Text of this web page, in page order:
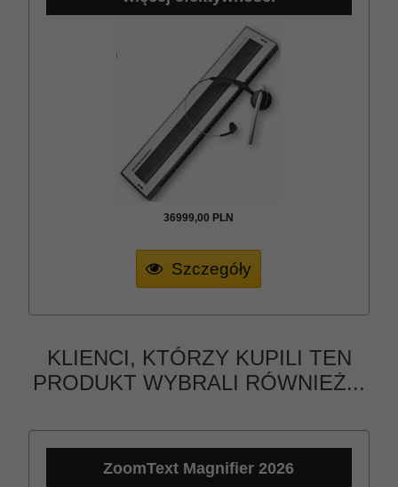
36999,00 PLN
Szczegóły
KLIENCI, KTÓRZY KUPILI TEN
PRODUKT WYBRALI RÓWNIEŻ...
ZoomText Magnifier 2026